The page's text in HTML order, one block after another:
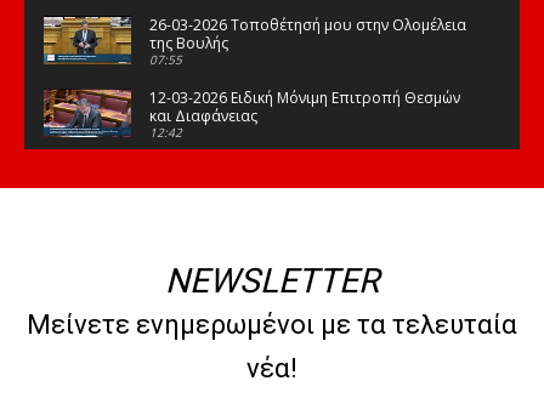
26-03-2026 Τοποθέτησή μου στην Ολομέλεια
της Βουλής
07:55
12-03-2026 Ειδική Μόνιμη Επιτροπή Θεσμών
και Διαφάνειας
12:42
της Βουλής
08:47
10-02-2026 Διαρκής Επιτροπή Μορφωτικών
Υποθέσεων
NEWSLETTER
Μείνετε ενημερωμένοι με τα τελευταία
νέα!